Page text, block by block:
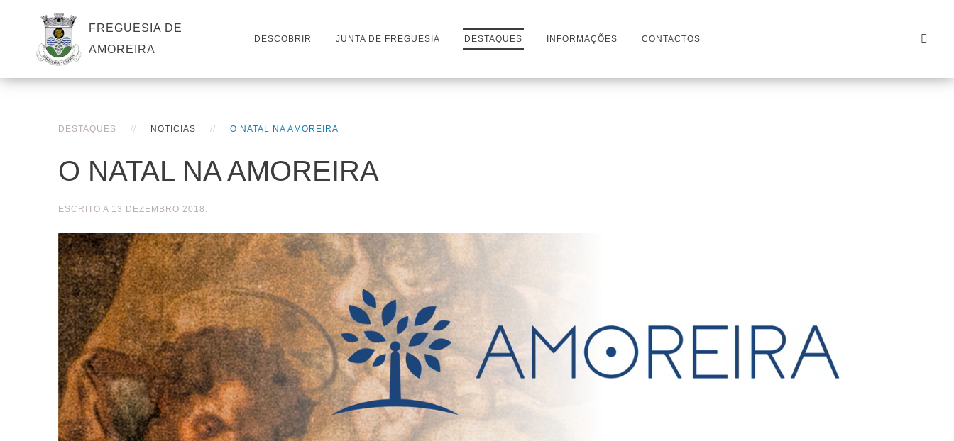
FREGUESIA DE
AMOREIRA
DESCOBRIR JUNTA DE FREGUESIA DESTAQUES INFORMAÇÕES CONTACTOS
DESTAQUES NOTICIAS O NATAL NA AMOREIRA
O NATAL NA AMOREIRA
ESCRITO A 13 DEZEMBRO 2018 .